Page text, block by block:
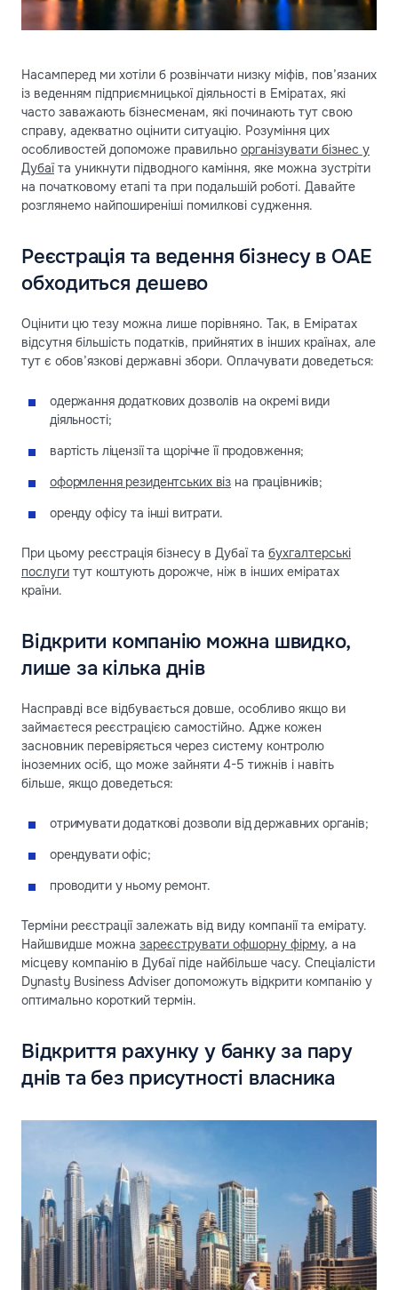
Насамперед ми хотіли б розвінчати низку міфів, пов’язаних
із веденням підприємницької діяльності в Еміратах, які
часто заважають бізнесменам, які починають тут свою
справу, адекватно оцінити ситуацію. Розуміння цих
особливостей допоможе правильно організувати бізнес у
Дубаїта уникнути підводного каміння, яке можна зустріти
на початковому етапі та при подальшій роботі. Давайте
розглянемо найпоширеніші помилкові судження.
Реєстрація та ведення бізнесу в ОАЕ
обходиться дешево
Оцінити цю тезу можна лише порівняно. Так, в Еміратах
відсутня більшість податків, прийнятих в інших країнах, але
тут є обов’язкові державні збори. Оплачувати доведеться:
одержання додаткових дозволів на окремі види
діяльності;
вартість ліцензії та щорічне її продовження;
оформлення резидентських віз на працівників;
оренду офісу та інші витрати.
При цьому реєстрація бізнесу в Дубаї та бухгалтерські
послуги тут коштують дорожче, ніж в інших еміратах
країни.
Відкрити компанію можна швидко,
лише за кілька днів
Насправді все відбувається довше, особливо якщо ви
займаєтеся реєстрацією самостійно. Адже кожен
засновник перевіряється через систему контролю
іноземних осіб, що може зайняти 4-5 тижнів і навіть
більше, якщо доведеться:
отримувати додаткові дозволи від державних органів;
орендувати офіс;
проводити у ньому ремонт.
Терміни реєстрації залежать від виду компанії та емірату.
Найшвидше можна зареєструвати офшорну фірму, а на
місцеву компанію в Дубаї піде найбільше часу. Спеціалісти
Dynasty Business Adviser допоможуть відкрити компанію у
оптимально короткий термін.
Відкриття рахунку у банку за пару
днів та без присутності власника